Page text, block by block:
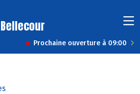
Prochaine ouverture à 09:00